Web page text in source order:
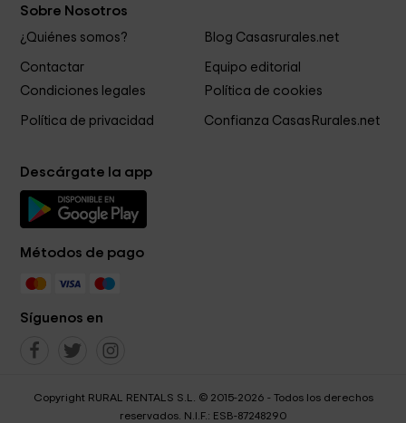
Sobre Nosotros
¿Quiénes somos? Blog Casasrurales.net
Contactar
Equipo editorial
Condiciones legales
Política de cookies
Política de privacidad Confianza CasasRurales.net
Descárgate la app
Métodos de pago
Síguenos en
Copyright RURAL RENTALS S.L. © 2015-2026 - Todos los derechos
reservados. N.I.F.: ESB-87248290